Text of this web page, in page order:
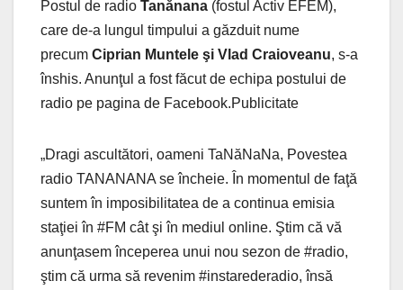
Postul de radio Tanănana (fostul Activ EFEM),
care de-a lungul timpului a găzduit nume
precum Ciprian Muntele şi Vlad Craioveanu, s-a
înshis. Anunţul a fost făcut de echipa postului de
radio pe pagina de Facebook.Publicitate
„Dragi ascultători, oameni TaNăNaNa, Povestea
radio TANANANA se încheie. În momentul de faţă
suntem în imposibilitatea de a continua emisia
staţiei în #FM cât şi în mediul online. Ştim că vă
anunţasem începerea unui nou sezon de #radio,
ştim că urma să revenim #instarederadio, însă